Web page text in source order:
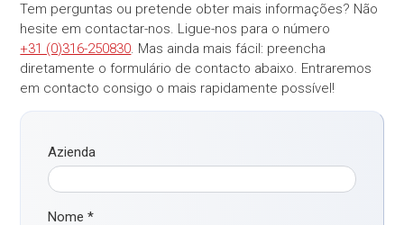
Tem perguntas ou pretende obter mais informações? Não
hesite em contactar-nos. Ligue-nos para o número
+31 (0)316-250830. Mas ainda mais fácil: preencha
diretamente o formulário de contacto abaixo. Entraremos
em contacto consigo o mais rapidamente possível!
Azienda
Nome*